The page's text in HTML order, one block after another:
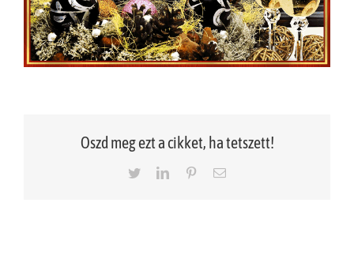
Oszd meg ezt a cikket, ha tetszett!
TwitterLinkedInPinterestEmail